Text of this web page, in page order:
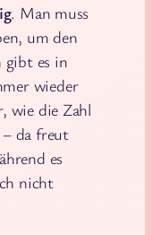
. Man muss
um den
gibt es in
wieder
wie die Zahl
da freut
es
nicht